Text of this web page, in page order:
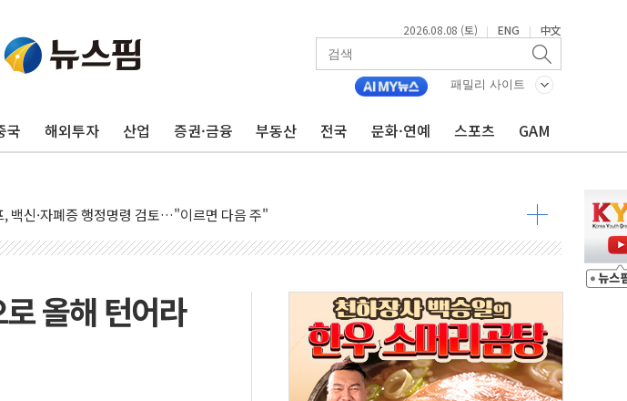
2026.08.08 (토) | ENG | 中文
패밀리 사이트
국 해외투자 산업 증권·금융 부동산 전국 문화·연예 스포츠 GAM
매파 기세 꺾이나…고용 감소에 9월 동결 전망 우세
, 백신·자폐증 행정명령 검토…"이르면 다음 주"
법원, 백악관 무도회장 공사 중단 명령…트럼프 제동
쇼크에 엔화 장중 급등…시장은 "또 개입했나" 촉각
뉴스] 뉴욕 반도체주 프리뷰...美 고용 쇼크에 반도체주 '활짝'
시 프리뷰, 美 고용 쇼크에 금리 인상 우려 후퇴…나스닥 선물 1%대 상승
] 美 7월 고용 2만3000명 감소 '쇼크'…9월 금리 인상 기대 후퇴
올해 턴어라